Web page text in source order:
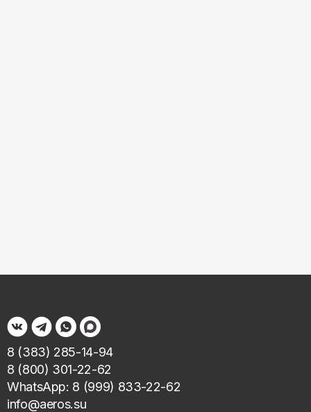
8 (383) 285-14-94
8 (800) 301-22-62
WhatsApp: 8 (999) 833-22-62
info@aeros.su